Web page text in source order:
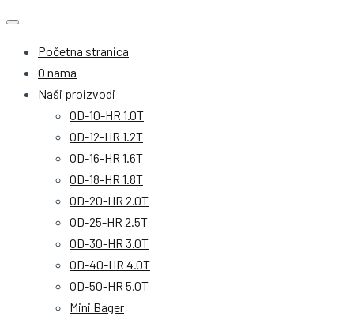
Početna stranica
O nama
Naši proizvodi
OD-10-HR 1.0T
OD-12-HR 1.2T
OD-16-HR 1.6T
OD-18-HR 1.8T
OD-20-HR 2.0T
OD-25-HR 2.5T
OD-30-HR 3.0T
OD-40-HR 4.0T
OD-50-HR 5.0T
Mini Bager